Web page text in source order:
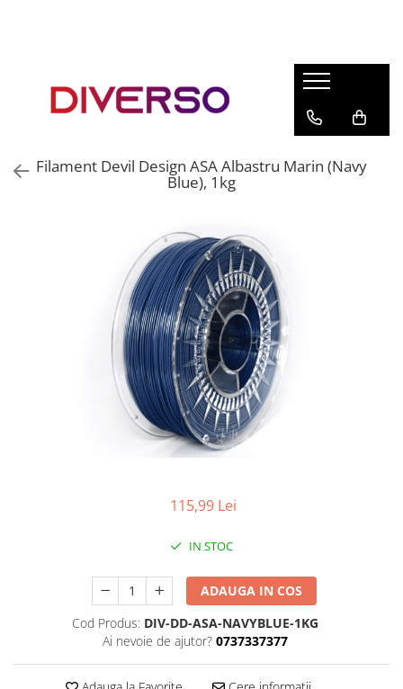
ASA
MULTIMATERIAL
Filament Devil Design ASA Albastru Marin (Navy
Blue), 1kg
115,99 Lei
IN STOC
ADAUGA IN COS
Cod Produs: DIV-DD-ASA-NAVYBLUE-1KG
Ai nevoie de ajutor? 0737337377